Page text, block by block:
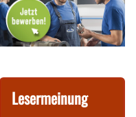
Lesermeinung